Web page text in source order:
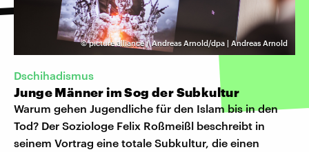
©picture alliance / Andreas Arnold/dpa | Andreas Arnold
Dschihadismus
Junge Männer im Sog der Subkultur
Warum gehen Jugendliche für den Islam bis in den
Tod? Der Soziologe Felix Roßmeißl beschreibt in
seinem Vortrag eine totale Subkultur, die einen